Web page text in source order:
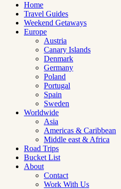
Home
Travel Guides
Weekend Getaways
Europe
Austria
Canary Islands
Denmark
Germany
Poland
Portugal
Spain
Sweden
Worldwide
Asia
Americas & Caribbean
Middle east & Africa
Road Trips
Bucket List
About
Contact
Work With Us